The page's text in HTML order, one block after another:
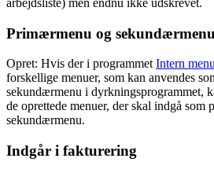
Primærmenu og sekundærmenu
Opret: Hvis der i programmet Intern menu
forskellige menuer, som kan anvendes
sekundærmenu i dyrkningsprogrammet,
de oprettede menuer, der skal indgå som
sekundærmenu.
Indgår i fakturering